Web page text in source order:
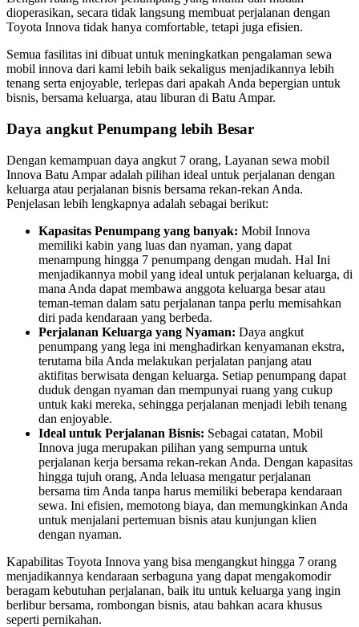
dioperasikan, secara tidak langsung membuat perjalanan dengan
Toyota Innova tidak hanya comfortable, tetapi juga efisien.
Semua fasilitas ini dibuat untuk meningkatkan pengalaman sewa
mobil innova dari kami lebih baik sekaligus menjadikannya lebih
tenang serta enjoyable, terlepas dari apakah Anda bepergian untuk
bisnis, bersama keluarga, atau liburan di Batu Ampar.
Daya angkut Penumpang lebih Besar
Dengan kemampuan daya angkut 7 orang, Layanan sewa mobil
Innova Batu Ampar adalah pilihan ideal untuk perjalanan dengan
keluarga atau perjalanan bisnis bersama rekan-rekan Anda.
Penjelasan lebih lengkapnya adalah sebagai berikut:
Kapasitas Penumpang yang banyak: Mobil Innova
memiliki kabin yang luas dan nyaman, yang dapat
menampung hingga 7 penumpang dengan mudah. Hal Ini
menjadikannya mobil yang ideal untuk perjalanan keluarga, di
mana Anda dapat membawa anggota keluarga besar atau
teman-teman dalam satu perjalanan tanpa perlu memisahkan
diri pada kendaraan yang berbeda.
Perjalanan Keluarga yang Nyaman: Daya angkut
penumpang yang lega ini menghadirkan kenyamanan ekstra,
terutama bila Anda melakukan perjalatan panjang atau
aktifitas berwisata dengan keluarga. Setiap penumpang dapat
duduk dengan nyaman dan mempunyai ruang yang cukup
untuk kaki mereka, sehingga perjalanan menjadi lebih tenang
dan enjoyable.
Ideal untuk Perjalanan Bisnis: Sebagai catatan, Mobil
Innova juga merupakan pilihan yang sempurna untuk
perjalanan kerja bersama rekan-rekan Anda. Dengan kapasitas
hingga tujuh orang, Anda leluasa mengatur perjalanan
bersama tim Anda tanpa harus memiliki beberapa kendaraan
sewa. Ini efisien, memotong biaya, dan memungkinkan Anda
untuk menjalani pertemuan bisnis atau kunjungan klien
dengan nyaman.
Kapabilitas Toyota Innova yang bisa mengangkut hingga 7 orang
menjadikannya kendaraan serbaguna yang dapat mengakomodir
beragam kebutuhan perjalanan, baik itu untuk keluarga yang ingin
berlibur bersama, rombongan bisnis, atau bahkan acara khusus
seperti pernikahan.